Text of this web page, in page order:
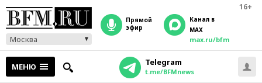
16+
Москва
прямой
эфир
Канал в
MAX
max.ru/bfm
МЕНЮ Telegram
t.me/BFMnews